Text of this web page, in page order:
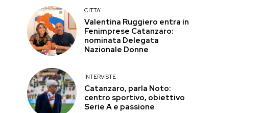
CITTA'
Valentina Ruggiero entra in
Fenimprese Catanzaro:
nominata Delegata
Nazionale Donne
INTERVISTE
Catanzaro, parla Noto:
centro sportivo, obiettivo
Serie A e passione